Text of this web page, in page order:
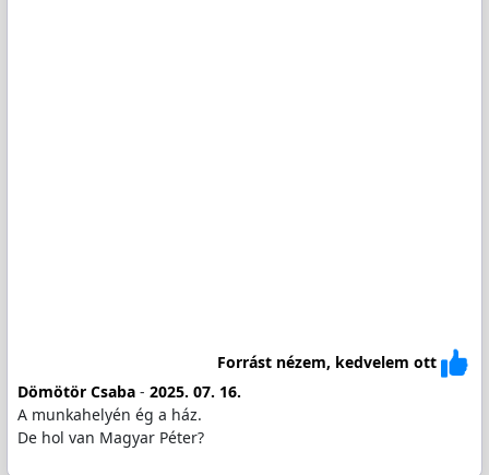
Forrást nézem, kedvelem ott
Dömötör Csaba- 2025. 07. 16.
A munkahelyén ég a ház.
De hol van Magyar Péter?